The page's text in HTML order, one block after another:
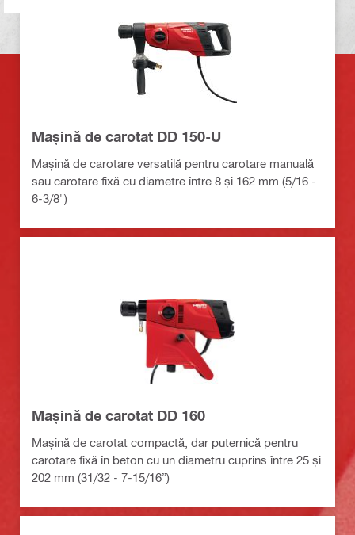
Mașină de carotat DD 150-U
Mașină de carotare versatilă pentru carotare manuală
sau carotare fixă cu diametre între 8 și 162 mm (5/16 -
6-3/8")
Mașină de carotat DD 160
Mașină de carotat compactă, dar puternică pentru
carotare fixă în beton cu un diametru cuprins între 25 și
202 mm (31/32 - 7-15/16”)